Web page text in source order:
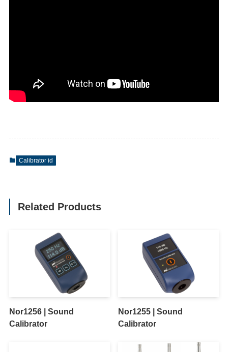
Calibrator id
Related Products
Nor1256 | Sound
Calibrator
Nor1255 | Sound
Calibrator